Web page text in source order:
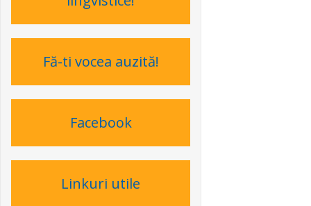
Fă-ti vocea auzită!
Facebook
Linkuri utile